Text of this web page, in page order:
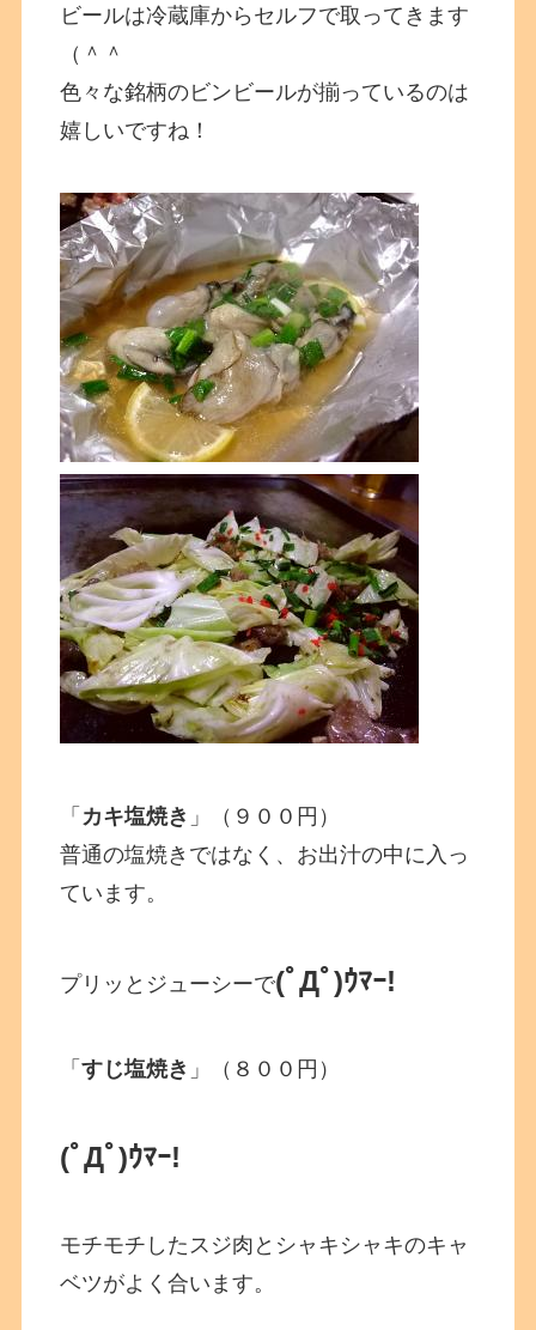
ビールは冷蔵庫からセルフで取ってきます
（＾＾
色々な銘柄のビンビールが揃っているのは
嬉しいですね！
「 カキ塩焼き 」（９００円）
普通の塩焼きではなく、お出汁の中に入っ
ています。
プリッとジューシーで(ﾟДﾟ)ｳﾏｰ!
「すじ塩焼き 」（８００円）
(ﾟДﾟ)ｳﾏｰ!
モチモチしたスジ肉とシャキシャキのキャ
ベツがよく合います。